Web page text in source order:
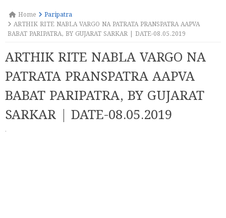
Home
Paripatra
ARTHIK RITE NABLA VARGO NA PATRATA PRANSPATRA AAPVA
BABAT PARIPATRA, BY GUJARAT SARKAR | DATE-08.05.2019
ARTHIK RITE NABLA VARGO NA
PATRATA PRANSPATRA AAPVA
BABAT PARIPATRA, BY GUJARAT
SARKAR | DATE-08.05.2019
·